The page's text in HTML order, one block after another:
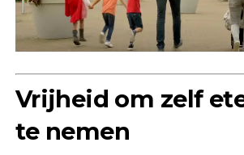
Vrijheid om zelf
te nemen